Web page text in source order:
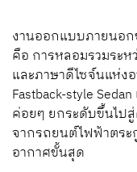
งานออกแบบภายนอก
คือ การหลอมรวมระ
และภาษาดีไซจ์นแห่ง
Fastback-style
ค่อยๆ ยกระดับขึ้นไป
จากรถยนต์ไฟฟ้าตระ
อากาศขั้นสุด